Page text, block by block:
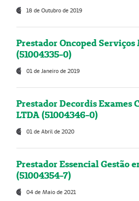
18 de Outubro de 2019
Prestador Oncoped Serviços
(51004335-0)
01 de Janeiro de 2019
Prestador Decordis Exames
LTDA (51004346-0)
01 de Abril de 2020
Prestador Essencial Gestão
(51004354-7)
04 de Maio de 2021